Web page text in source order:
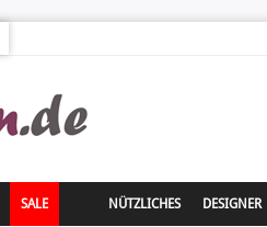
SALE NÜTZLICHES DESIGNER